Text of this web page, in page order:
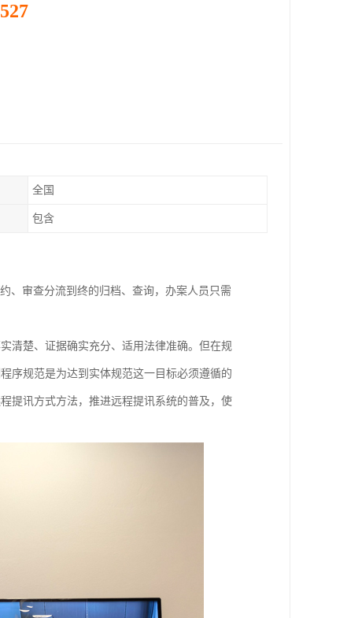
全国
包含
、审查分流到终的归档、查询，办案人员只需
清楚、证据确实充分、适用法律准确。但在规
序规范是为达到实体规范这一目标必须遵循的
提讯方式方法，推进远程提讯系统的普及，使